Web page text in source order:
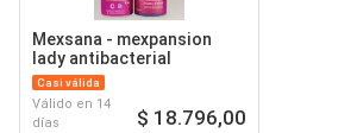
Mexsana - mexpansion
lady antibacterial
Casi válida
Válido en 14
días
$ 18.796,00